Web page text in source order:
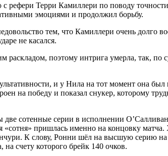
рефери Терри Камиллери по поводу
эмоциями и продолжил борьбу.
тем, что Камиллери очень долго
не касался.
раскладом, поэтому интрига умерла, так, по
и у Нила на тот момент она
на победу и показал снукер, которому
сотенные серии в исполнении
пришлась именно на концовку матча.
К слову, Ронни шёл на высшую серию
счету которого брейк 140 очков.